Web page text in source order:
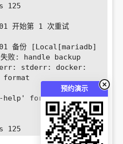
预约演示
125
开始第 1 次重试
备份 [Local[mariadb]
失败: handle backup
stderr: docker:
help' for more
125